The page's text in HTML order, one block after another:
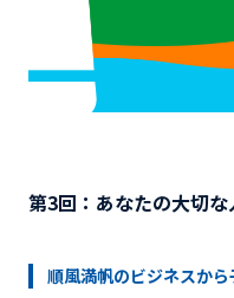
第3回：あなたの大切な
順風満帆のビジネスから